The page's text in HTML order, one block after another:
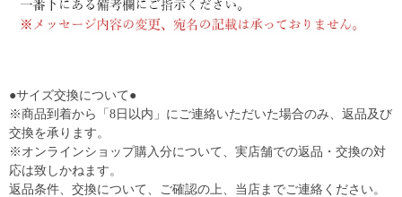
●サイズ交換について●
※商品到着から「8日以内」にご連絡いただいた場合のみ、返品及び
交換を承ります。
※オンラインショップ購入分について、実店舗での返品・交換の対
応は致しかねます。
返品条件、交換について、ご確認の上、当店までご連絡ください。